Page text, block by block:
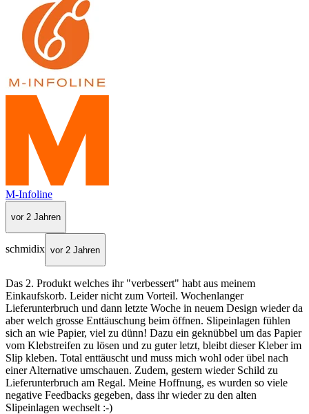
M-Infoline
vor 2 Jahren
schmidix vor 2 Jahren
Das 2. Produkt welches ihr "verbessert" habt aus meinem
Einkaufskorb. Leider nicht zum Vorteil. Wochenlanger
Lieferunterbruch und dann letzte Woche in neuem Design wieder da
aber welch grosse Enttäuschung beim öffnen. Slipeinlagen fühlen
sich an wie Papier, viel zu dünn! Dazu ein geknübbel um das Papier
vom Klebstreifen zu lösen und zu guter letzt, bleibt dieser Kleber im
Slip kleben. Total enttäuscht und muss mich wohl oder übel nach
einer Alternative umschauen. Zudem, gestern wieder Schild zu
Lieferunterbruch am Regal. Meine Hoffnung, es wurden so viele
negative Feedbacks gegeben, dass ihr wieder zu den alten
Slipeinlagen wechselt :-)